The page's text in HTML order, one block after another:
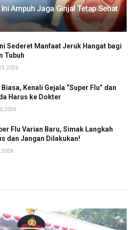
Ampuh Jaga Ginjal Tetap Sehat
Sederet Manfaat Jeruk Hangat bagi
Tubuh
2026
Biasa, Kenali Gejala “Super Flu” dan
Harus ke Dokter
2026
Flu Varian Baru, Simak Langkah
dan Jangan Dilakukan!
2026